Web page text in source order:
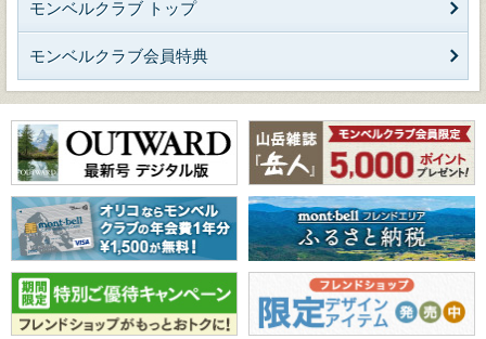
モンベルクラブ トップ
モンベルクラブ会員特典